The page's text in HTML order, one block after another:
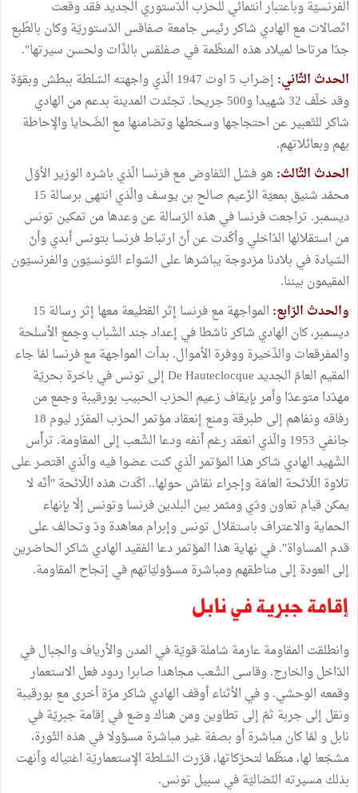
الفرنسيّة وباعتبار انتمائي للحزب الدّستوري الجديد فقد وقعت
اتّصالات مع الهادي شاكر رئيس جامعة صفاقس الدّستوريّة وكان بالطّبع
جدّا مرتاحا لميلاد هذه المنظّمة في صفلقس بالذّات ولحسن سيرتها".
الحدث الثّاني:
إضراب 5 اوت 1947 الّذي واجهته السّلطة ببطش وبقوّة
وقد خلّف 32 شهيدا و500 جريحا. تجنّدت المدينة بدعم من الهادي
شاكر للتّعبير عن احتجاجها وسخطها وتضامنها مع الضّحايا والإحاطة
بهم وبعائلاتهم.
الحدث الثّالث: هو فشل التّفاوض مع فرنسا الّذي باشره الوزير الأوّل
محمّد شنيق بمعيّة الزّعيم صالح بن يوسف والّذي انتهى برسالة 15
ديسمبر. تراجعت فرنسا في هذه الرّسالة عن وعدها من تمكين تونس
من استقلالها الدّاخلي وأكّدت عن أنّ ارتباط فرنسا بتونس أبدي وأنّ
السّيادة في بلادنا مزدوجة يباشرها على السّواء التّونسيّون والفرنسيّون
المقيمون بيننا.
والحدث الرّابع:
المواجهة مع فرنسا إثر القطيعة معها إثر رسالة 15
ديسمبر، كان الهادي شاكر ناشطا في إعداد جند الشّباب وجمع الأسلحة
والمفرقعات والذّخيرة ووفرة الأموال. بدأت المواجهة مع فرنسا لمّا جاء
المقيم العامّ الجديد De Hauteclocque إلى تونس في باخرة بحريّة
مهدّدا متوعدّا وﺃمر بإيقاف زعيم الحزب الحبيب بورقيبة وجمع من
رفاقه ونفاهم إلى طبرقة ومنع إنعقاد مؤتمر الحزب المقرّر ليوم 18
جانفي 1953 والّذي انعقد رغم ﺃنفه ودعا الشّعب إلى المقاومة. ترﺃّس
الشّهيد الهادي شاكر هذا المؤتمر الّذي كنت عضوا فيه والّذي اقتصر على
تلاوة اللّائحة العامّة وإجراء نقاش حولها.. اكّدت هذه اللّائحة "ﺃنّه لا
يمكن قيام تعاون ودّي ومثمر بين البلدين فرنسا وتونس إلّا بإنهاء
الحماية والاعتراف باستقلال تونس وإبرام معاهدة ودّ وتحالف على
قدم المساواة". في نهاية هذا المؤتمر دعا الفقيد الهادي شاكر الحاضرين
إلى العودة إلى مناطقهم ومباشرة مسؤوليّاتهم في إنجاح المقاومة.
إقامة جبرية في نابل
وانطلقت المقاومة عارمة شاملة قويّة في المدن والأرياف والجبال في
الدّاخل والخارج. وقاسى الشّعب مجاهدا صابرا ردود فعل الاستعمار
وقمعه الوحشي. و في الأثناء ﺃوقف الهادي شاكر مرّة ﺃخرى مع بورقيبة
ونقل إلى جربة ثمّ إلى تطاوين ومن هناك وضع في إقامة جبريّة في
نابل و لمّا كان مباشرة أو بصفة غير مباشرة مسؤولا في هذه الثّورة،
مشجّعا لها، منظّما لتحرّكاتها، قرّرت السّلطة الإستعماريّة اغتياله وأنهت
بذلك مسيرته النّضاليّة في سبيل تونس.